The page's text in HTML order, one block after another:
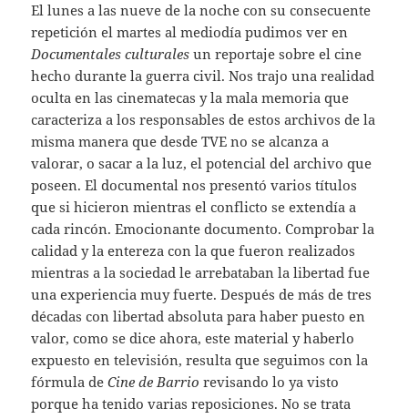
El lunes a las nueve de la noche con su consecuente
repetición el martes al mediodía pudimos ver en
Documentales culturales un reportaje sobre el cine
hecho durante la guerra civil. Nos trajo una realidad
oculta en las cinematecas y la mala memoria que
caracteriza a los responsables de estos archivos de la
misma manera que desde TVE no se alcanza a
valorar, o sacar a la luz, el potencial del archivo que
poseen. El documental nos presentó varios títulos
que si hicieron mientras el conflicto se extendía a
cada rincón. Emocionante documento. Comprobar la
calidad y la entereza con la que fueron realizados
mientras a la sociedad le arrebataban la libertad fue
una experiencia muy fuerte. Después de más de tres
décadas con libertad absoluta para haber puesto en
valor, como se dice ahora, este material y haberlo
expuesto en televisión, resulta que seguimos con la
fórmula deCine de Barrio revisando lo ya visto
porque ha tenido varias reposiciones. No se trata